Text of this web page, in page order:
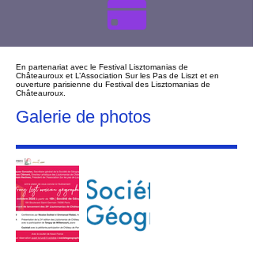
En partenariat avec le Festival Lisztomanias de
Châteauroux et L’Association Sur les Pas de Liszt et en
ouverture parisienne du Festival des Lisztomanias de
Châteauroux.
Galerie de photos